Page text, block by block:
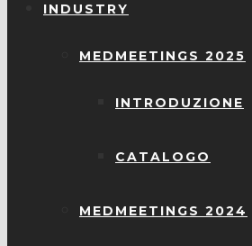
INDUSTRY
MEDMEETINGS 2025
INTRODUZIONE
CATALOGO
MEDMEETINGS 2024